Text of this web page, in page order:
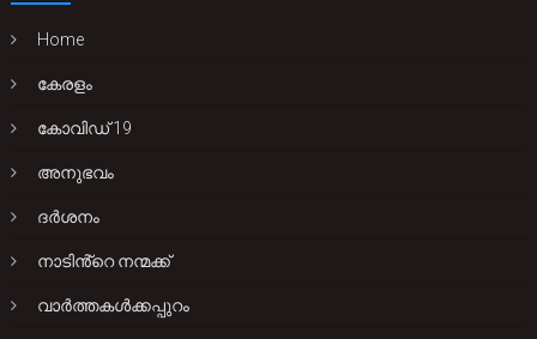
Home
കേരളം
കോവിഡ് 19
അനുഭവം
ദർശനം
നാടിൻ്റെ നന്മക്ക്
വാർത്തകൾക്കപ്പുറം